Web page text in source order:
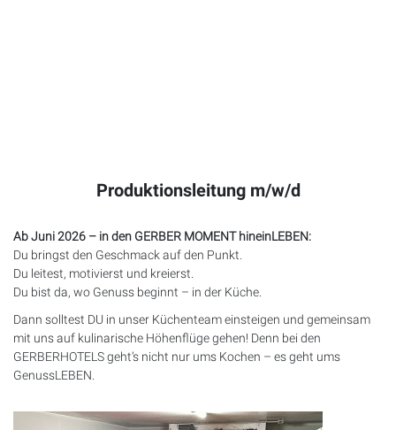
Produktionsleitung m/w/d
Ab Juni 2026 – in den GERBER MOMENThineinLEBEN:
Du bringst den Geschmack auf den Punkt.
Du leitest, motivierst und kreierst.
Du bist da, wo Genuss beginnt – in der Küche.
Dann solltest DU in unser Küchenteam einsteigen und gemeinsam
mit uns auf kulinarische Höhenflüge gehen! Denn bei den
GERBERHOTELSgeht’s nicht nur ums Kochen – es geht ums
GenussLEBEN.